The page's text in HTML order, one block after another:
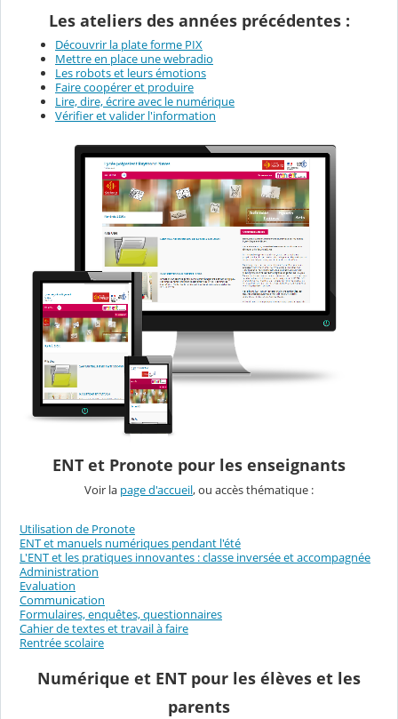
Les ateliers des années précédentes :
Découvrir la plate forme PIX
Mettre en place une webradio
Les robots et leurs émotions
Faire coopérer et produire
Lire, dire, écrire avec le numérique
Vérifier et valider l'information
ENT et Pronote pour les enseignants
Voir la page d'accueil, ou accès thématique :
Utilisation de Pronote
ENT et manuels numériques pendant l'été
L'ENT et les pratiques innovantes : classe inversée et accompagnée
Administration
Evaluation
Communication
Formulaires, enquêtes, questionnaires
Cahier de textes et travail à faire
Rentrée scolaire
Numérique et ENT pour les élèves et les
parents